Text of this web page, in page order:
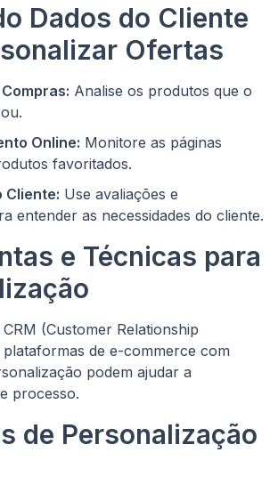
Dados do Cliente
Ofertas
Analise os produtos que o
Online: Monitore as páginas
favoritados.
Cliente: Use avaliações e
entender as necessidades do cliente.
e Técnicas para
(Customer Relationship
de e-commerce com
podem ajudar a
processo.
de Personalização